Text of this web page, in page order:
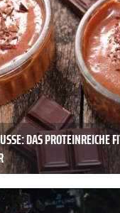
DAS PROTEINREICHE